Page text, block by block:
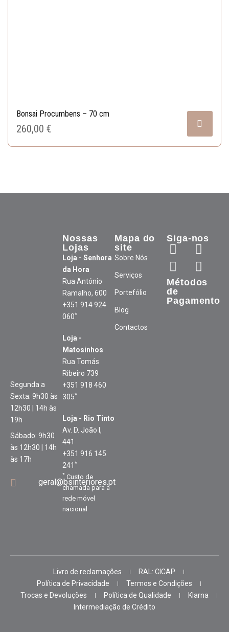
Bonsai Procumbens – 70 cm
260,00 €
Segunda a
Sexta: 9h30 às
12h30 | 14h às
19h
Sábado: 9h30
às 12h30 | 14h
às 17h
geral@bsinteriores.pt
Nossas
Lojas
Loja - Senhora
da Hora
Rua António
Ramalho, 600
+351 914 924
060*
Loja -
Matosinhos
Rua Tomás
Ribeiro 739
+351 918 460
305*
Loja - Rio Tinto
Av. D. João I,
441
+351 916 145
241 *
* Custo de
chamada para a
rede móvel
nacional
Mapa do
site
Sobre Nós
Serviços
Portefólio
Blog
Contactos
Siga-nos
Métodos
de
Pagamento
Livro de reclamações
RAL: CICAP
Política de Privacidade
Termos e Condições
Trocas e Devoluções
Política de Qualidade
Klarna
Intermediação de Crédito